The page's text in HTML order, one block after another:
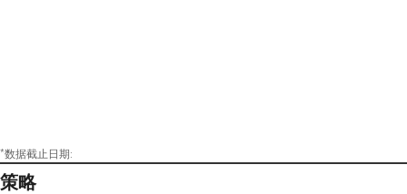
*数据截止日期:
策略